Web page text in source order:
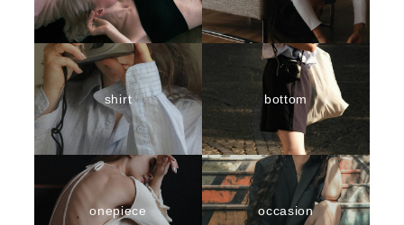
shirt bottom
onepiece occasion